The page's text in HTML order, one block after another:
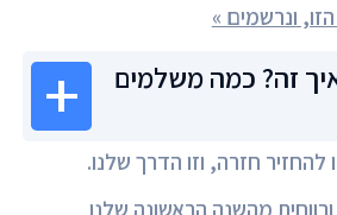
ונרשמים »
זה? כמה משלמים
להחזיר חזרה, וזו הדרך שלנו.